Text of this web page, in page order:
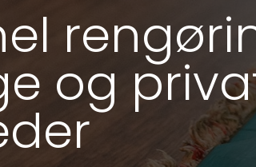
og